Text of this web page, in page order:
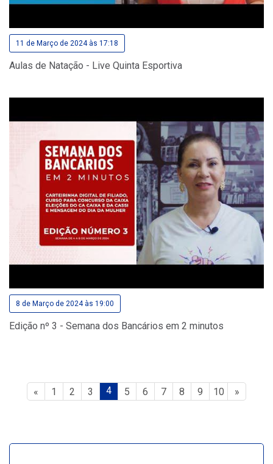
11 de Março de 2024 às 17:18
Aulas de Natação - Live Quinta Esportiva
8 de Março de 2024 às 19:00
Edição nº 3 - Semana dos Bancários em 2 minutos
« 1 2 3 4 5 6 7 8 9 10 »